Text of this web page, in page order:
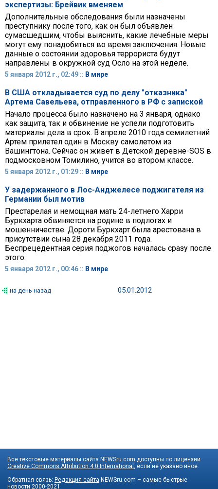
экспертизы: Брейвик вменяем
Дополнительные обследования были назначены
преступнику после того, как он был объявлен
сумасшедшим, чтобы выяснить, какие лечебные меры
могут ему понадобиться во время заключения. Новые
данные о состоянии здоровья террориста будут
направлены в окружной суд Осло на этой неделе.
5 января 2012 г., 02:49 :: В мире
В США откладывается суд по делу "отказника"
Артема Савельева, отправленного в РФ с запиской
Начало процесса было назначено на 3 января, однако
как защита, так и обвинение не успели подготовить
материалы дела в срок. В апреле 2010 года семилетний
Артем прилетел один в Москву самолетом из
Вашингтона. Сейчас он живет в Детской деревне-SOS в
подмосковном Томилино, учится во втором классе.
5 января 2012 г., 01:29 :: В мире
У задержанного в Лос-Анджелесе поджигателя из
Германии был мотив
Престарелая и немощная мать 24-летнего Харри
Буркхарта обвиняется на родине в подлогах и
мошенничестве. Дороти Буркхарт была арестована в
присутствии сына 28 декабря 2011 года.
Беспрецедентная серия поджогов началась сразу после
этого.
5 января 2012 г., 00:46 :: В мире
на день назад 05.01.2012
Все текстовые материалы сайта NEWSru.com доступны по лицензии:
Creative Commons Attribution 4.0 International , если не указано иное.
Обратная связь: Редакция сайта NEWSru.com – самые быстрые
новости 2000-2021